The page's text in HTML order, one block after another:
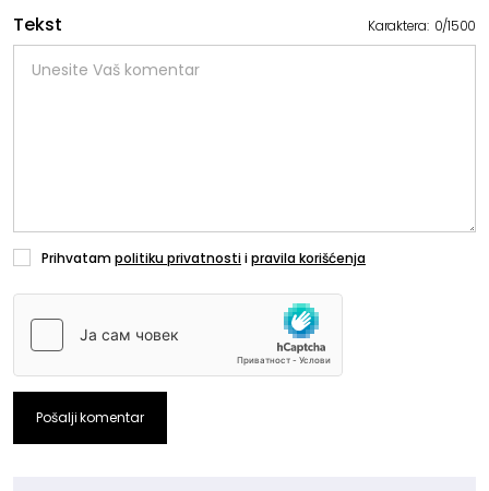
Tekst Karaktera: 0/1500
Prihvatampolitiku privatnostiipravila korišćenja
Pošalji komentar